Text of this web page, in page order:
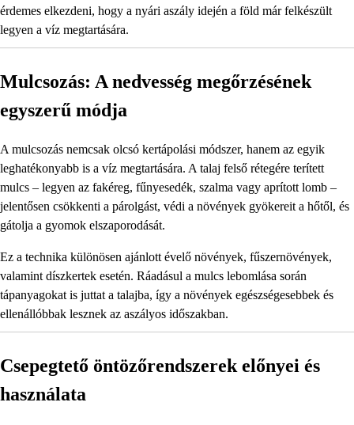
érdemes elkezdeni, hogy a nyári aszály idején a föld már felkészült
legyen a víz megtartására.
Mulcsozás: A nedvesség megőrzésének
egyszerű módja
A mulcsozás nemcsak olcsó kertápolási módszer, hanem az egyik
leghatékonyabb is a víz megtartására. A talaj felső rétegére terített
mulcs – legyen az fakéreg, fűnyesedék, szalma vagy aprított lomb –
jelentősen csökkenti a párolgást, védi a növények gyökereit a hőtől, és
gátolja a gyomok elszaporodását.
Ez a technika különösen ajánlott évelő növények, fűszernövények,
valamint díszkertek esetén. Ráadásul a mulcs lebomlása során
tápanyagokat is juttat a talajba, így a növények egészségesebbek és
ellenállóbbak lesznek az aszályos időszakban.
Csepegtető öntözőrendszerek előnyei és
használata